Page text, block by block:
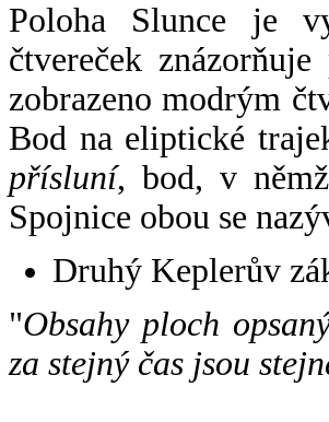
Poloha Slunce je
čtvereček
zobrazeno modrým
Bod na eliptické
přísluní, bod, v
Spojnice obou se
Druhý Keplerův
"Obsahy ploch
za stejný čas jsou